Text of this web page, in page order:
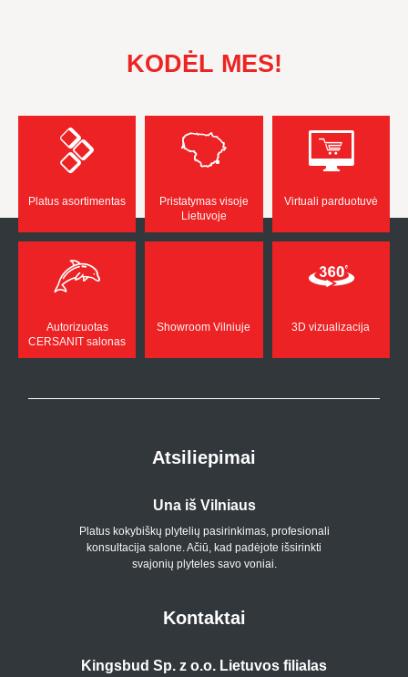
KODĖL MES!
Platus asortimentas
Pristatymas visoje
Lietuvoje
Virtuali parduotuvė
Autorizuotas
CERSANIT salonas
Showroom Vilniuje 3D vizualizacija
Atsiliepimai
Una iš Vilniaus
Platus kokybiškų plytelių pasirinkimas, profesionali
konsultacija salone. Ačiū, kad padėjote išsirinkti
svajonių plyteles savo voniai.
Kontaktai
Kingsbud Sp. z o.o. Lietuvos filialas